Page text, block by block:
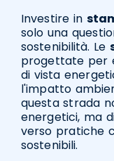
Investire in
solo una
sostenibilità. Le
progettate per
di vista
l'impatto
questa strada
energetici, ma
verso pratiche
sostenibili.